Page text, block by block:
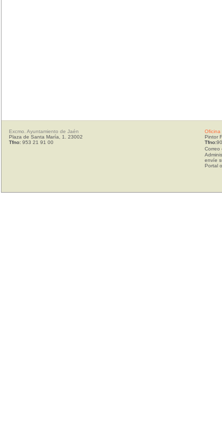
Excmo. Ayuntamiento de Jaén
Plaza de Santa María, 1. 23002
Tfno: 953 21 91 00
Oficina
Pintor
Tfno:
Correo
envíe
Portal